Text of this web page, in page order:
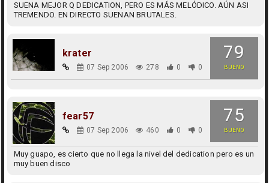
SUENA MEJOR Q DEDICATION, PERO ES MÁS MELÓDICO. AÚN ASI
TREMENDO. EN DIRECTO SUENAN BRUTALES.
79
BUENO
krater
07 Sep 2006 278 0 0
75
BUENO
fear57
07 Sep 2006 460 0 0
Muy guapo, es cierto que no llega la nivel del dedication pero es un
muy buen disco